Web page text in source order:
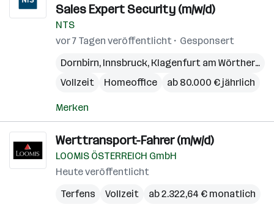
Sales Expert Security (m/w/d)
NTS
vor 7 Tagen veröffentlicht
Gesponsert
Dornbirn, Innsbruck, Klagenfurt am Wörthersee
Vollzeit
Homeoffice ab 80.000 € jährlich
Merken
Werttransport-Fahrer (m/w/d)
LOOMIS ÖSTERREICH GmbH
Heute veröffentlicht
Terfens
Vollzeit ab 2.322,64 € monatlich